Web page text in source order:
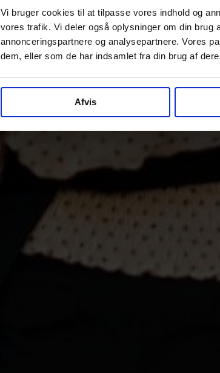
Vi bruger cookies til at tilpasse vores indhold og
vores trafik. Vi deler også oplysninger om din
annonceringspartnere og analysepartnere. Vores
dem, eller som de har indsamlet fra din brug af
Afvis